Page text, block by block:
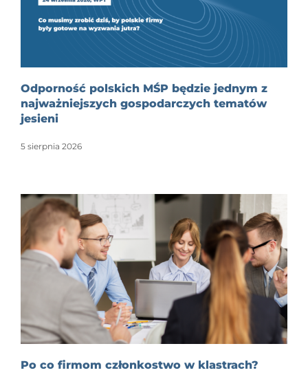
Odporność polskich MŚP będzie jednym z
najważniejszych gospodarczych tematów
jesieni
5 sierpnia 2026
Po co firmom członkostwo w klastrach?